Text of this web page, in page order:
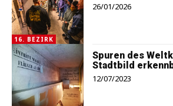
16. BEZIRK
26/01/2026
Spuren des
Stadtbild
12/07/2023